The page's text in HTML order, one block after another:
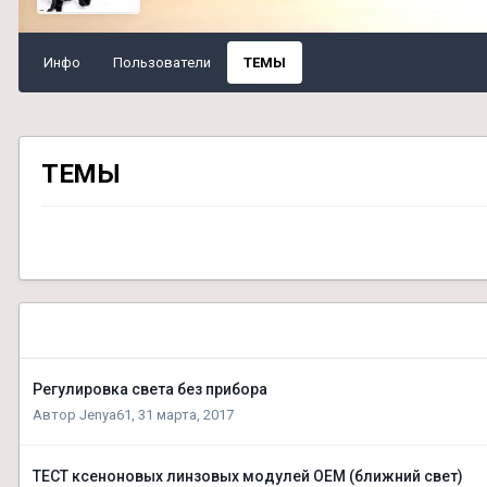
Инфо Пользователи ТЕМЫ
ТЕМЫ
Регулировка света без прибора
Автор Jenya61, 31 марта, 2017
ТЕСТ ксеноновых линзовых модулей OEM (ближний свет)